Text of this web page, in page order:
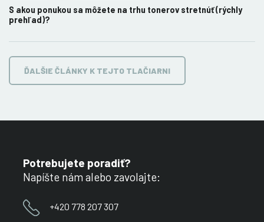
S akou ponukou sa môžete na trhu tonerov stretnúť (rýchly
prehľad)?
ĎALŠIE ČLÁNKY K TEJTO TLAČIARNI
Potrebujete poradiť?
Napíšte nám alebo zavolajte:
+420 778 207 307